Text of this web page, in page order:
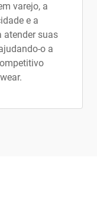
varejo, a
e a
atender suas
o a